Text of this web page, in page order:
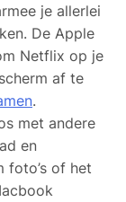
je allerlei
De Apple
Netflix op je
af te
.
met andere
en
foto’s of het